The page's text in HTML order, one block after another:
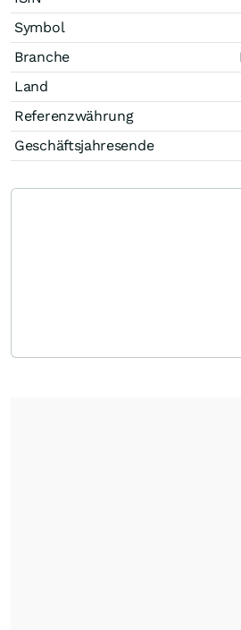
Symbol
Branche
Land
Referenzwährung
Geschäftsjahresende